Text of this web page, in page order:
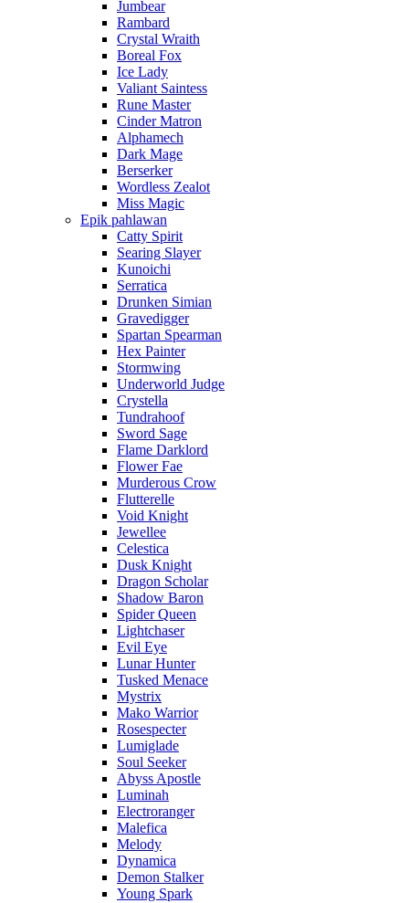
Jumbear
Rambard
Crystal Wraith
Boreal Fox
Ice Lady
Valiant Saintess
Rune Master
Cinder Matron
Alphamech
Dark Mage
Berserker
Wordless Zealot
Miss Magic
Epik pahlawan
Catty Spirit
Searing Slayer
Kunoichi
Serratica
Drunken Simian
Gravedigger
Spartan Spearman
Hex Painter
Stormwing
Underworld Judge
Crystella
Tundrahoof
Sword Sage
Flame Darklord
Flower Fae
Murderous Crow
Flutterelle
Void Knight
Jewellee
Celestica
Dusk Knight
Dragon Scholar
Shadow Baron
Spider Queen
Lightchaser
Evil Eye
Lunar Hunter
Tusked Menace
Mystrix
Mako Warrior
Rosespecter
Lumiglade
Soul Seeker
Abyss Apostle
Luminah
Electroranger
Malefica
Melody
Dynamica
Demon Stalker
Young Spark